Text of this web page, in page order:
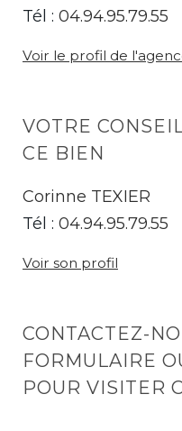
Tél : 04.94.95.79.55
Voir le profil de
VOTRE
CE BIEN
Corinne TEXIER
Tél : 04.94.95.79.55
Voir son profil
CONTACTEZ-
FORMULAIRE
POUR VISITER